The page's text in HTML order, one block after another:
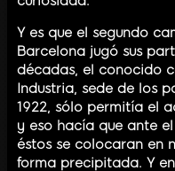
Y es que el segundo
Barcelona jugó sus
décadas, el conocido
Industria, sede de los
1922, sólo permitía el
y eso hacía que ante
éstos se colocaran en
forma precipitada. Y